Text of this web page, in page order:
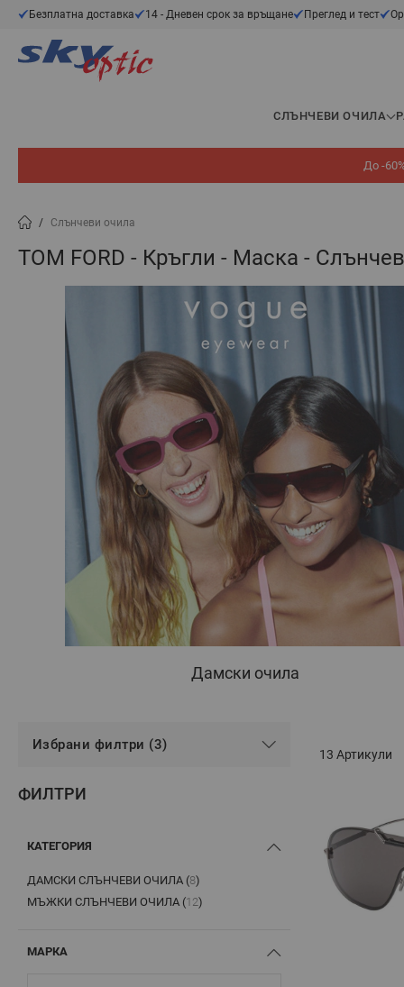
Прескачане към съдържанието
Безплатна доставка 14 - Дневен срок за връщане Преглед и тест
СЛЪНЧЕВИ ОЧИЛА
До -
/ Слънчеви очила
TOM FORD - Кръгли - Маска -
Дамски очила
Избрани филтри (3)
ФИЛТРИ
КАТЕГОРИЯ
ДАМСКИ СЛЪНЧЕВИ ОЧИЛА (8
PRODUCTS AVAILABLE
)
МЪЖКИ СЛЪНЧЕВИ ОЧИЛА (12
PRODUCTS AVAILABLE
)
МАРКА
13 Артикули